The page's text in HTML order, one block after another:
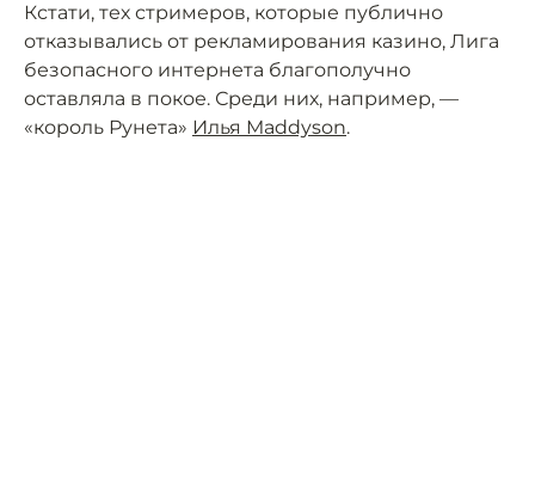
Кстати, тех стримеров, которые публично
отказывались от рекламирования казино, Лига
безопасного интернета благополучно
оставляла в покое. Среди них, например, —
«король Рунета» Илья Maddyson.